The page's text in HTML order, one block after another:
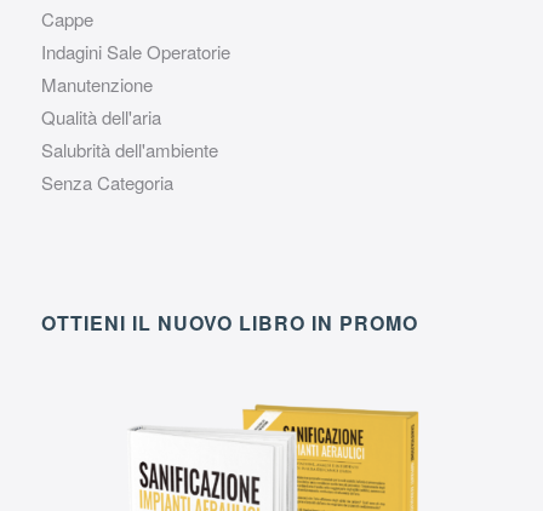
Cappe
Indagini Sale Operatorie
Manutenzione
Qualità dell'aria
Salubrità dell'ambiente
Senza Categoria
OTTIENI IL NUOVO LIBRO IN PROMO